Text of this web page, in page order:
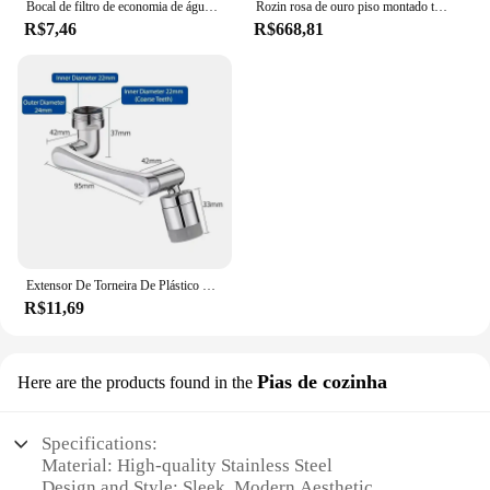
Bocal de filtro de economia de água, torneira Bubbler, aerador, difusor, banheiro, cozinha, casa, torneira, acessórios
R$7,46
Rozin rosa de ouro piso montado torneira da banheira autônomo guindaste do banheiro com handshower montagem chão água quente e fria misturadora
R$668,81
Extensor De Torneira De Plástico Universal, Filtro De Respingo, Torneira De Cozinha, Torneiras De Lavatório, Bocal Bubbler, Aerador De Braço Robótico, Novo
R$11,69
Here are the products found in the Pias de cozinha
Specifications:
Material: High-quality Stainless Steel